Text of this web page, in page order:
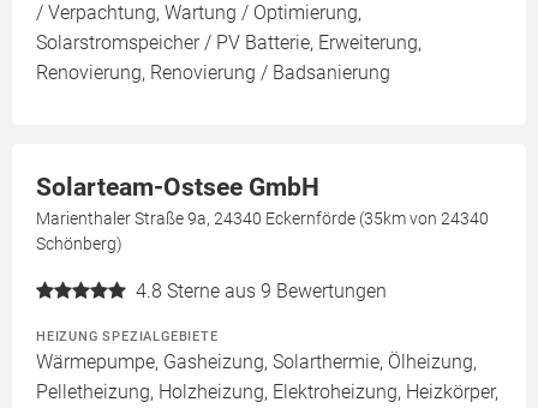
/ Verpachtung, Wartung / Optimierung,
Solarstromspeicher / PV Batterie, Erweiterung,
Renovierung, Renovierung / Badsanierung
Solarteam-Ostsee GmbH
Marienthaler Straße 9a, 24340 Eckernförde (35km von 24340
Schönberg)
4.8 Sterne aus 9 Bewertungen
HEIZUNG SPEZIALGEBIETE
Wärmepumpe, Gasheizung, Solarthermie, Ölheizung,
Pelletheizung, Holzheizung, Elektroheizung, Heizkörper,